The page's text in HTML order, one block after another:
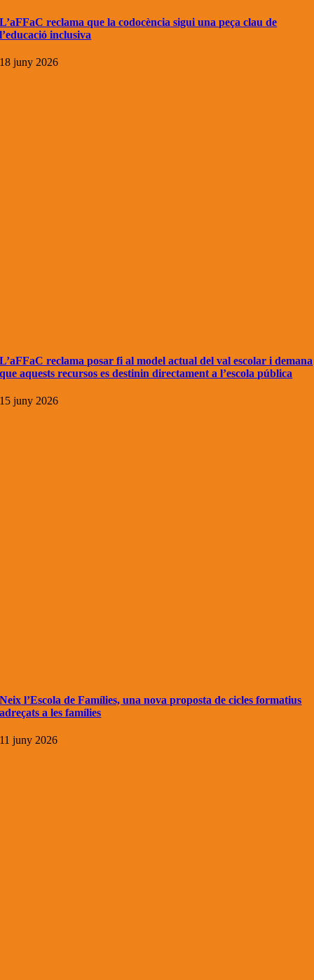
L’aFFaC reclama que la codocència sigui una peça clau de
l’educació inclusiva
18 juny 2026
L’aFFaC reclama posar fi al model actual del val escolar i demana
que aquests recursos es destinin directament a l’escola pública
15 juny 2026
Neix l’Escola de Famílies, una nova proposta de cicles formatius
adreçats a les famílies
11 juny 2026